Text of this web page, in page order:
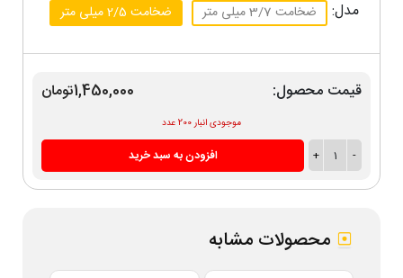
مدل: ضخامت 3/7 میلی متر ضخامت 2/5 میلی متر
قیمت محصول: 1,450,000تومان
موجودی انبار 200 عدد
-
1
+ افزودن به سبد خرید
محصولات مشابه